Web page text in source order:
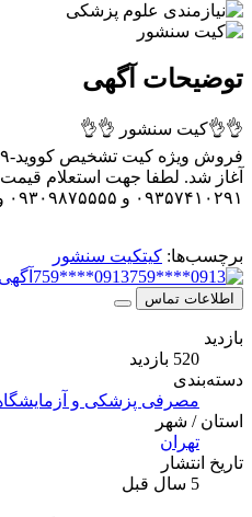
توضیحات آگهی
👌👌کیت سنشور 👌👌
آغاز شد. لطفا جهت استعلام
۰۹۳۵۷۴۱۰۲۹۱ و ۰۹۳۰۹۸۷۵۵۵۵ و ۰۹۱۳۶۸۵۹۷۵۹ تماس بگیرید
برچسب‌ها: کیتکیت سنشور
0913****759
اطلاعات تماس
بازدید
520 بازدید
دسته‌بندی
مصرفی پزشکی و
استان / شهر
تهران
تاریخ انتشار
5 سال قبل